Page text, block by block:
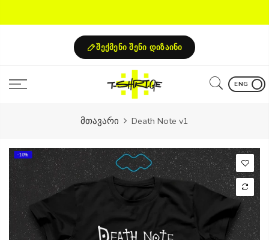
შექმენი შენი დიზაინი
ENG
მთავარი Death Note v1
-10%